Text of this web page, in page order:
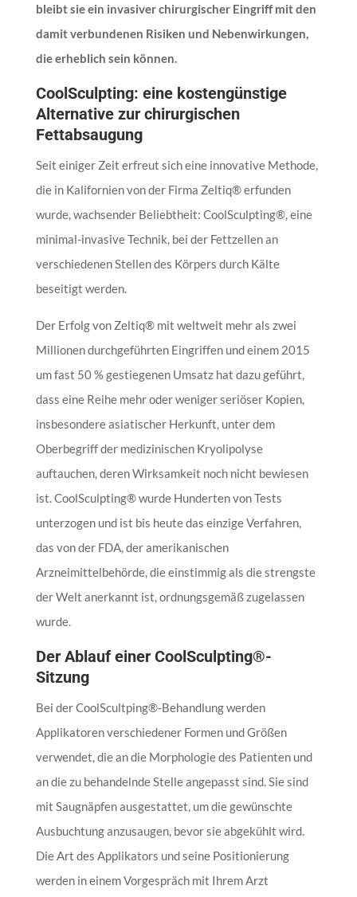
bleibt sie ein invasiver chirurgischer Eingriff mit den
damit verbundenen Risiken und Nebenwirkungen,
die erheblich sein können.
CoolSculpting: eine kostengünstige
Alternative zur chirurgischen
Fettabsaugung
Seit einiger Zeit erfreut sich eine innovative Methode,
die in Kalifornien von der Firma Zeltiq® erfunden
wurde, wachsender Beliebtheit: CoolSculpting®, eine
minimal-invasive Technik, bei der Fettzellen an
verschiedenen Stellen des Körpers durch Kälte
beseitigt werden.
Der Erfolg von Zeltiq® mit weltweit mehr als zwei
Millionen durchgeführten Eingriffen und einem 2015
um fast 50 % gestiegenen Umsatz hat dazu geführt,
dass eine Reihe mehr oder weniger seriöser Kopien,
insbesondere asiatischer Herkunft, unter dem
Oberbegriff der medizinischen Kryolipolyse
auftauchen, deren Wirksamkeit noch nicht bewiesen
ist. CoolSculpting® wurde Hunderten von Tests
unterzogen und ist bis heute das einzige Verfahren,
das von der FDA, der amerikanischen
Arzneimittelbehörde, die einstimmig als die strengste
der Welt anerkannt ist, ordnungsgemäß zugelassen
wurde.
Der Ablauf einer CoolSculpting®-
Sitzung
Bei der CoolScultping®-Behandlung werden
Applikatoren verschiedener Formen und Größen
verwendet, die an die Morphologie des Patienten und
an die zu behandelnde Stelle angepasst sind. Sie sind
mit Saugnäpfen ausgestattet, um die gewünschte
Ausbuchtung anzusaugen, bevor sie abgekühlt wird.
Die Art des Applikators und seine Positionierung
werden in einem Vorgespräch mit Ihrem Arzt